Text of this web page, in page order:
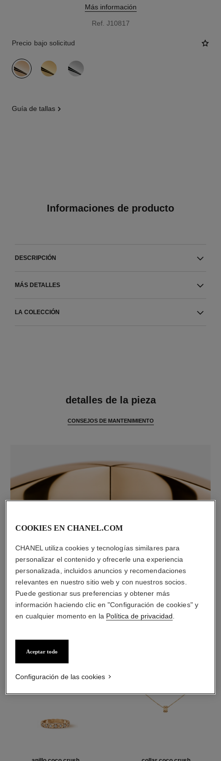
Más información
Ref. J10817
Precio bajo solicitud
variante (3)
guía de tallas
Informaciones de producto
DESCRIPCIÓN
MÁS DETALLES
LA COLECCIÓN
detalles de la pieza
CONSEJOS DE MANTENIMIENTO
ORO BEIGE de 18 quilates
DESCUBRA TAMBIÉN
COOKIES EN CHANEL.COM
CHANEL utiliza cookies y tecnologías similares para
personalizar el contenido y ofrecerle una experiencia
personalizada, incluidos anuncios y recomendaciones
relevantes en nuestro sitio web y con nuestros socios.
Puede gestionar sus preferencias y obtener más
información haciendo clic en "Configuración de cookies" y
en cualquier momento en la Política de privacidad
Aceptar todo
Configuración de las cookies